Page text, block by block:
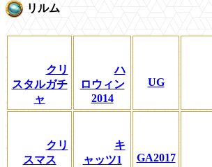
リルム
クリ
スタルガチ
ャ
ハ
ロウィン
2014
UG
クリ
スマス
キ
ャッツ1
GA2017